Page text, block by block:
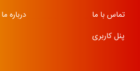
تماس با ما
درباره ما
پنل کاربری